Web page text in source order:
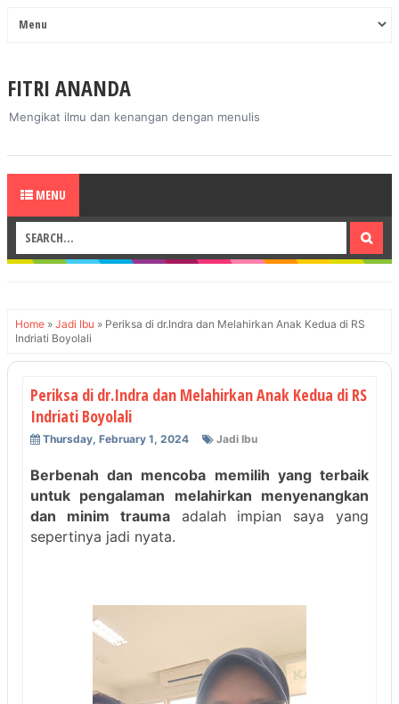
FITRI ANANDA
Mengikat ilmu dan kenangan dengan menulis
MENU
Home » Jadi Ibu » Periksa di dr.Indra dan Melahirkan Anak Kedua di RS
Indriati Boyolali
Periksa di dr.Indra dan Melahirkan Anak Kedua di RS
Indriati Boyolali
Thursday, February 1, 2024 Jadi Ibu
Berbenah dan mencoba memilih yang terbaik
untuk pengalaman melahirkan menyenangkan
dan minim traumaadalahimpian saya yang
sepertinya jadi nyata.